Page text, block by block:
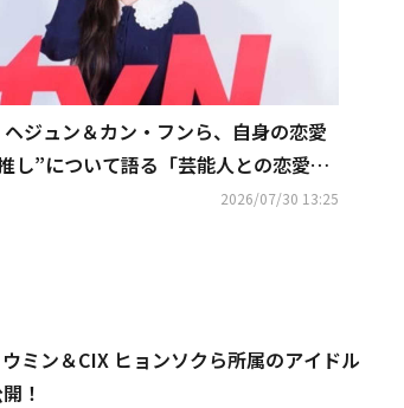
ジュン＆カン・フンら、自身の恋愛
し”について語る「芸能人との恋愛は
2026/07/30 13:25
ミン＆CIX ヒョンソクら所属のアイドル
！